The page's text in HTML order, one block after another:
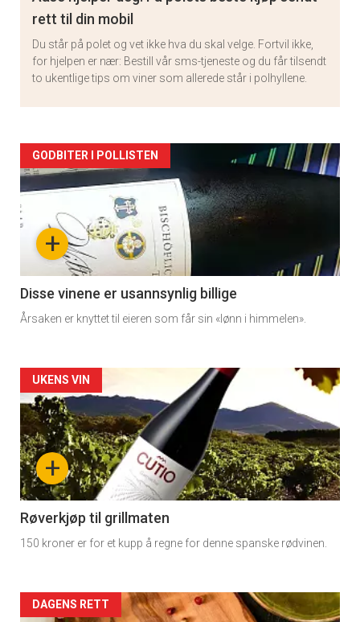
×
Få ukentlige nyhetsbrev fra
Apéritif
Vi tilbyr flere ukentlige nyhetsbrev. Du
kan fritt velge hvilke du ønsker å få
Registrer deg
rett til din mobil
Du står på polet og vet ikke hva du skal velge. Fortvil ikke,
for hjelpen er nær: Bestill vår sms-tjeneste og du får tilsendt
to ukentlige tips om viner som allerede står i polhyllene.
Artikler
detail
-
section
11
+
GODBITER I POLLISTEN
Disse vinene er usannsynlig billige
Årsaken er knyttet til eieren som får sin «lønn i himmelen».
Artikler
detail
-
section
11
Dagens
rett
+
UKENS VIN
Røverkjøp til grillmaten
150 kroner er for et kupp å regne for denne spanske rødvinen.
Artikler
DAGENS RETT